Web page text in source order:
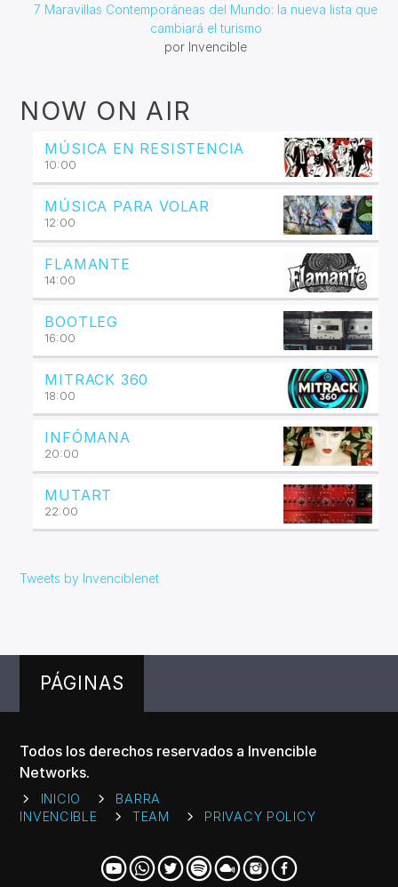
7 Maravillas Contemporáneas del Mundo: la nueva lista que
cambiará el turismo
por Invencible
NOW ON AIR
MÚSICA EN RESISTENCIA
10:00
MÚSICA PARA VOLAR
12:00
FLAMANTE
14:00
BOOTLEG
16:00
MITRACK 360
18:00
INFÓMANA
20:00
MUTART
22:00
Tweets by Invenciblenet
PÁGINAS
Todos los derechos reservados a Invencible
Networks.
INICIO
BARRA
INVENCIBLE
TEAM PRIVACY POLICY